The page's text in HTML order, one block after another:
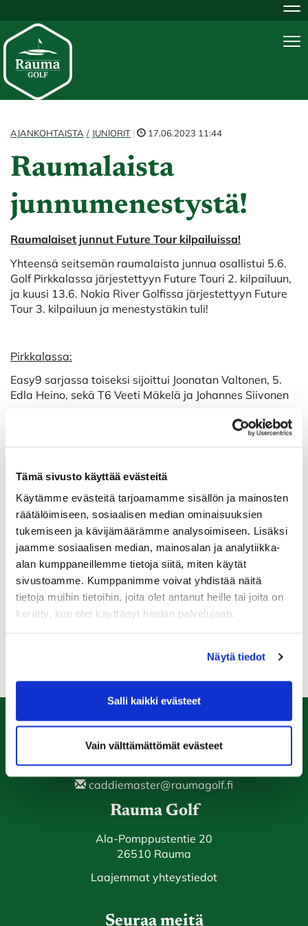
Tämä sivusto käyttää evästeitä
Käytämme evästeitä tarjoamamme sisällön ja mainosten
räätälöimiseen, sosiaalisen median ominaisuuksien
tukemiseen ja kävijämäärämme analysoimiseen. Lisäksi
jaamme sosiaalisen median, mainosalan ja analytiikka-
alan kumppaneillemme tietoja siitä, miten käytät
sivustoamme. Kumppanimme voivat yhdistää näitä
tietoja muihin tietoihin, joita olet antanut heille tai joita on
kerätty, kun olet käyttänyt heidän palvelujaan.
Näytä tiedot
Salli kaikki evästeet
Vain välttämättömät evästeet
AJANKOHTAISTA JUNIORIT | 17.06.2023 11:44
Raumalaista
junnumenestystä!
Raumalaiset junnut Future Tour kilpailuissa!
Yhteensä seitsemän raumalaista junnua osallistui 5.6.
Golf Pirkkalassa järjestettyyn Future Touri 2. kilpailuun,
ja kuusi 13.6. Nokia River Golfissa järjestettyyn Future
Tour 3. kilpailuun ja menestystäkin tuli!
Pirkkalassa:
Easy9 sarjassa toiseksi sijoittui Joonatan Valtonen, 5.
Edla Heino, sekä T6 Veeti Mäkelä ja Johannes Siivonen
EasyRED: T11 Miro Nikkonen ja Eelis Nevanpää T14
EasyRED: 7. Edla Heino, T8 Miro Nikkonen ja T11 Eelis
Nevanpää.
EasyRED SCR: voittaja Miro Nikkonen
RG onnittelee Joonatania, Miroa ja kaikkia
Caddiemaster
0447974813
caddiemaster@raumagolf.fi
Rauma Golf
Ala-Pomppustentie 20
26510 Rauma
Laajemmat yhteystiedot
Seuraa meitä